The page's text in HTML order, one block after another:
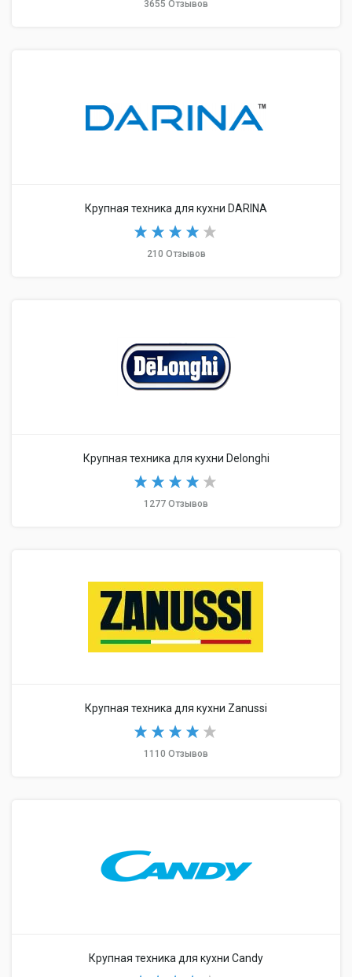
3655 Отзывов
Крупная техника для кухни DARINA
210 Отзывов
Крупная техника для кухни Delonghi
1277 Отзывов
Крупная техника для кухни Zanussi
1110 Отзывов
Крупная техника для кухни Candy